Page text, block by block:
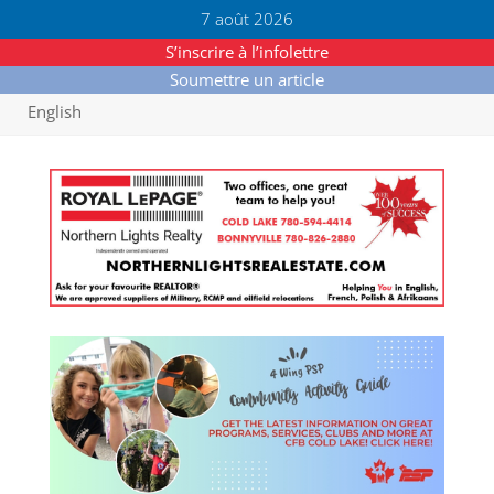
7 août 2026
S’inscrire à l’infolettre
Soumettre un article
English